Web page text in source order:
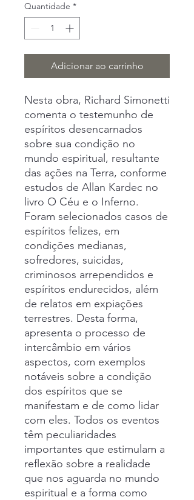
Quantidade *
Adicionar ao carrinho
Nesta obra, Richard Simonetti
comenta o testemunho de
espíritos desencarnados
sobre sua condição no
mundo espiritual, resultante
das ações na Terra, conforme
estudos de Allan Kardec no
livro O Céu e o Inferno.
Foram selecionados casos de
espíritos felizes, em
condições medianas,
sofredores, suicidas,
criminosos arrependidos e
espíritos endurecidos, além
de relatos em expiações
terrestres. Desta forma,
apresenta o processo de
intercâmbio em vários
aspectos, com exemplos
notáveis sobre a condição
dos espíritos que se
manifestam e de como lidar
com eles. Todos os eventos
têm peculiaridades
importantes que estimulam a
reflexão sobre a realidade
que nos aguarda no mundo
espiritual e a forma como